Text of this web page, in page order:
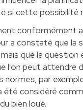
si cette possibilité
conformément
a constaté que
que la
l'on peut attendre
par
considéré
bien loué.